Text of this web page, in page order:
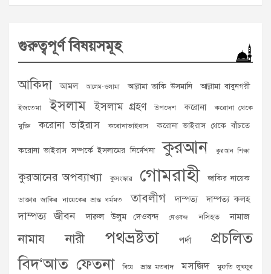
গুরুত্বপূর্ণ বিষয়সমূহ
আকিদা আমল আলেম-ওলামা আল্লামা তাকি উসমানি আল্লামা বাবুনগরী
ইজতেমা ইসলাম ইসলাম গ্রহণ উপদেশ করোনা করোনা থেকে
মুক্তি করোনা ভাইরাস করোনাভাইরাস করোনা ভাইরাস থেকে বাঁচতে
করোনা ভাইরাস সম্পর্কে ইসলামের নির্দেশনা কুরআন কুরআন শিক্ষা
কুরআনের অপব্যাখ্যা কুসংস্কার গোমরাহী জাকির নায়েক
ডাক্তার জাকির নায়েকের ভ্রান্ত ধর্মমত তাবলীগ দাম্পত্য দাম্পত্য কলহ
দাম্পত্য জীবন দারুল উলুম দেওবন্দ দেওবন্দ নসিহত নামাজ
নামায নারী পথভ্রষ্টতা পর্দা
প্রচলিত
বিদ‘আত ফেতনা বিয়ে ভ্রান্ত মতবাদ মসজিদ মুফতি লুৎফুর